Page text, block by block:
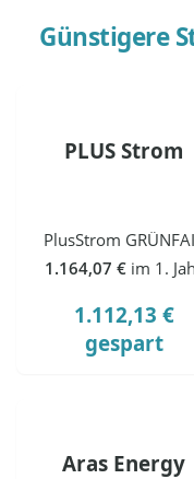
Günstigere
PLUS Strom
PlusStrom
1.164,07 € im 1.
1.112,13 €
gespart
Aras Energy